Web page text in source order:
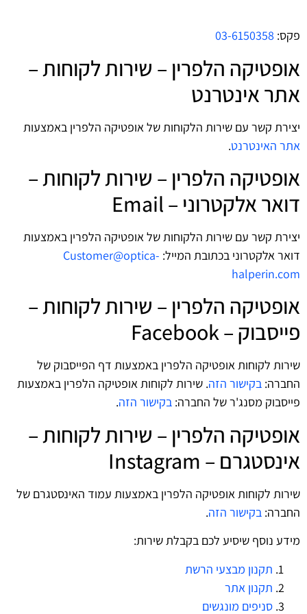
פקס: 03-6150358
אופטיקה הלפרין – שירות לקוחות –
אתר אינטרנט
יצירת קשר עם שירות הלקוחות של אופטיקה הלפרין באמצעות
אתר האינטרנט.
אופטיקה הלפרין – שירות לקוחות –
דואר אלקטרוני – Email
יצירת קשר עם שירות הלקוחות של אופטיקה הלפרין באמצעות
דואר אלקטרוני בכתובת המייל: Customer@optica-
halperin.com
אופטיקה הלפרין – שירות לקוחות –
פייסבוק – Facebook
שירות לקוחות אופטיקה הלפרין באמצעות דף הפייסבוק של
החברה: בקישור הזה. שירות לקוחות אופטיקה הלפרין באמצעות
פייסבוק מסנג'ר של החברה: בקישור הזה.
אופטיקה הלפרין – שירות לקוחות –
אינסטגרם – Instagram
שירות לקוחות אופטיקה הלפרין באמצעות עמוד האינסטגרם של
החברה: בקישור הזה.
מידע נוסף שיסיע לכם בקבלת שירות:
תקנון מבצעי הרשת
תקנון אתר
סניפים מונגשים